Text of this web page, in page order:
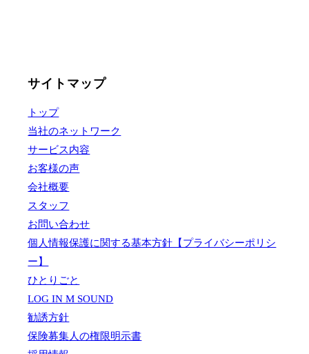
サイトマップ
トップ
当社のネットワーク
サービス内容
お客様の声
会社概要
スタッフ
お問い合わせ
個人情報保護に関する基本方針【プライバシーポリシ
ー】
ひとりごと
LOG IN M SOUND
勧誘方針
保険募集人の権限明示書